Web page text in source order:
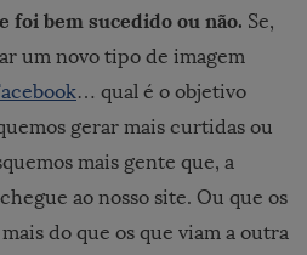
bem sucedido ou não. Se,
um novo tipo de imagem
… qual é o objetivo
gerar mais curtidas ou
mais gente que, a
ao nosso site. Ou que os
do que os que viam a outra